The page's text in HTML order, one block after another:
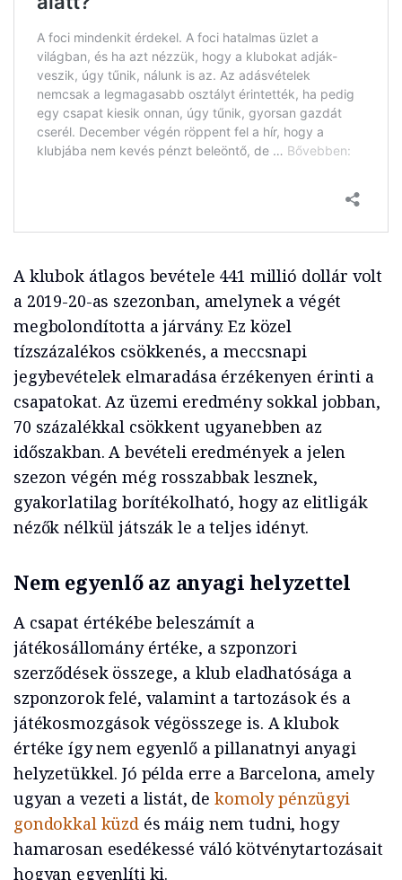
A klubok átlagos bevétele 441 millió dollár volt
a 2019-20-as szezonban, amelynek a végét
megbolondította a járvány. Ez közel
tízszázalékos csökkenés, a meccsnapi
jegybevételek elmaradása érzékenyen érinti a
csapatokat. Az üzemi eredmény sokkal jobban,
70 százalékkal csökkent ugyanebben az
időszakban. A bevételi eredmények a jelen
szezon végén még rosszabbak lesznek,
gyakorlatilag borítékolható, hogy az elitligák
nézők nélkül játszák le a teljes idényt.
Nem egyenlő az anyagi helyzettel
A csapat értékébe beleszámít a
játékosállomány értéke, a szponzori
szerződések összege, a klub eladhatósága a
szponzorok felé, valamint a tartozások és a
játékosmozgások végösszege is. A klubok
értéke így nem egyenlő a pillanatnyi anyagi
helyzetükkel. Jó példa erre a Barcelona, amely
ugyan a vezeti a listát, de komoly pénzügyi
gondokkal küzdés máig nem tudni, hogy
hamarosan esedékessé váló kötvénytartozásait
hogyan egyenlíti ki.